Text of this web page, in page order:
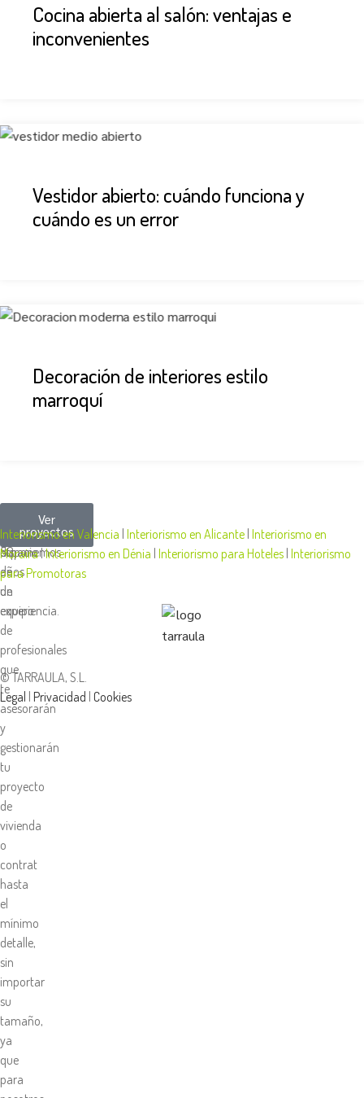
Cocina abierta al salón: ventajas e
inconvenientes
Vestidor abierto: cuándo funciona y
cuándo es un error
Decoración de interiores estilo
marroquí
de
50
años
de
experiencia.
Diseñamos
tu
espacio
Tarraula,
disponemos
de
un
equipo
de
profesionales
que
te
asesorarán
y
gestionarán
tu
proyecto
de
vivienda
o
contrat
hasta
el
mínimo
detalle,
sin
importar
su
tamaño,
ya
que
para
Ver
proyectos
Interiorismo en Valencia Interiorismo en Alicante Interiorismo en
Moraira|Interiorismo en Dénia Interiorismo para Hoteles Interiorismo
para Promotoras
© TARRAULA, S.L.
Legal
Privacidad Cookies